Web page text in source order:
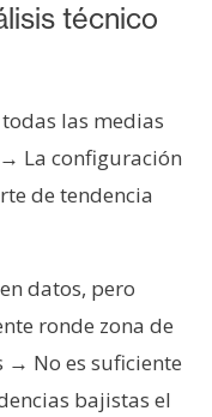
técnico
las medias
La configuración
de tendencia
datos, pero
ronde zona de
→ No es suficiente
bajistas el